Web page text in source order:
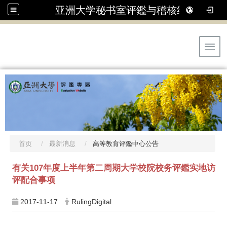
亚洲大学秘书室评鑑与稽核组
首页 最新消息 高等教育评鑑中心公告
有关107年度上半年第二周期大学校院校务评鑑实地访
评配合事项
2017-11-17 RulingDigital